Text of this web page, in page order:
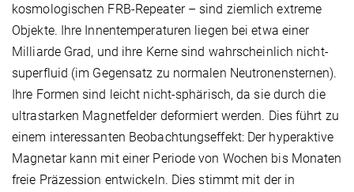
kosmologischen FRB-Repeater – sind ziemlich extreme
Objekte. Ihre Innentemperaturen liegen bei etwa einer
Milliarde Grad, und ihre Kerne sind wahrscheinlich nicht-
superfluid (im Gegensatz zu normalen Neutronensternen).
Ihre Formen sind leicht nicht-sphärisch, da sie durch die
ultrastarken Magnetfelder deformiert werden. Dies führt zu
einem interessanten Beobachtungseffekt: Der hyperaktive
Magnetar kann mit einer Periode von Wochen bis Monaten
freie Präzession entwickeln. Dies stimmt mit der in